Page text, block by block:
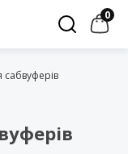
0
сабвуферів